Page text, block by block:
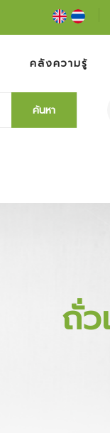
คลังความรู้
ค้นหา
ถั่